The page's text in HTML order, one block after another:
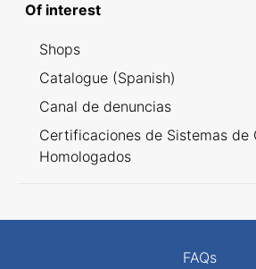
Of interest
Shops
Catalogue (Spanish)
Canal de denuncias
Certificaciones de Sistemas de
Homologados
FAQs